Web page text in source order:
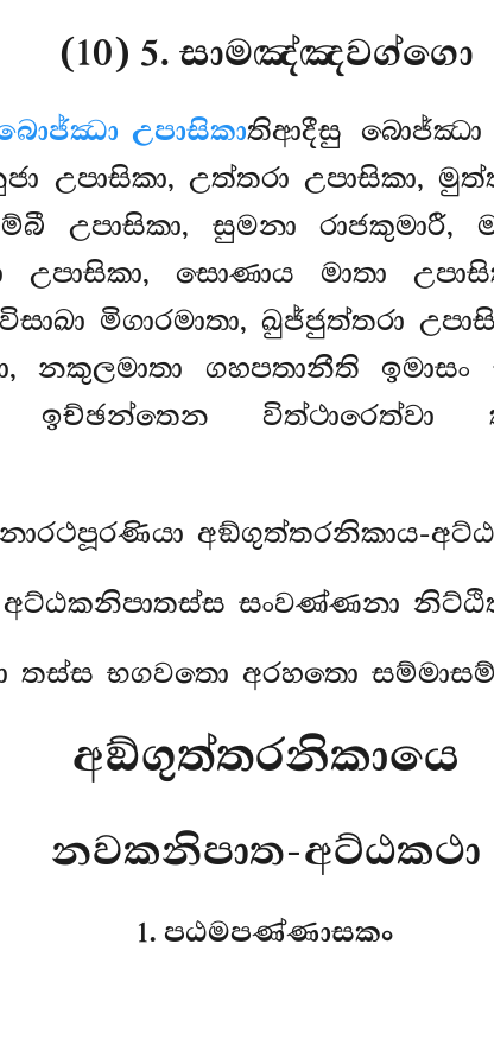
(10) 5. සාමඤ්ඤවග්ගො
උපාසිකාතිආදීසු බොජ්ඣා
උපාසිකා, උත්තරා උපාසිකා,
උපාසිකා, සුමනා රාජකුමාරී,
උපාසිකා, සොණාය මාතා
මිගාරමාතා, ඛුජ්ජුත්තරා
නකුලමාතා ගහපතානීති
ඉච්ඡන්තෙන විත්ථාරෙත්වා
අඞ්ගුත්තරනිකාය-
අට්ඨකනිපාතස්ස සංවණ්ණනා
තස්ස භගවතො අරහතො
අඞ්ගුත්තරනිකායෙ
නවකනිපාත-අට්ඨකථා
1. පඨමපණ්ණාසකං